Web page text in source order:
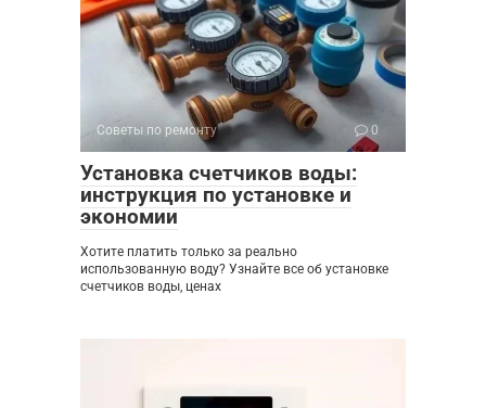
Советы по ремонту 0
Установка счетчиков воды:
инструкция по установке и
экономии
Хотите платить только за реально
использованную воду? Узнайте все об установке
счетчиков воды, ценах